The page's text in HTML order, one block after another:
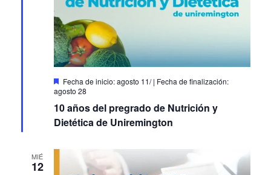
10 años del pregrado de Nutrición y
Dietética de Uniremington
Destacado agosto 11/
agosto 28
MIÉ
12